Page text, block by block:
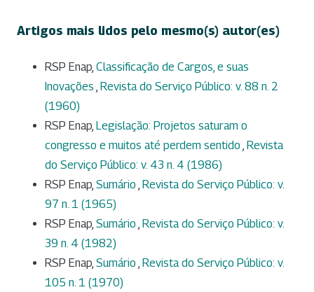
Artigos mais lidos pelo mesmo(s) autor(es)
RSP Enap, Classificação de Cargos, e suas
Inovações Revista do Serviço Público: v. 88 n. 2
(1960)
RSP Enap, Legislação: Projetos saturam o
congresso e muitos até perdem sentido Revista
do Serviço Público: v. 43 n. 4 (1986)
RSP Enap, Sumário Revista do Serviço Público: v.
97 n. 1 (1965)
RSP Enap, Sumário Revista do Serviço Público: v.
39 n. 4 (1982)
RSP Enap, Sumário Revista do Serviço Público: v.
105 n. 1 (1970)